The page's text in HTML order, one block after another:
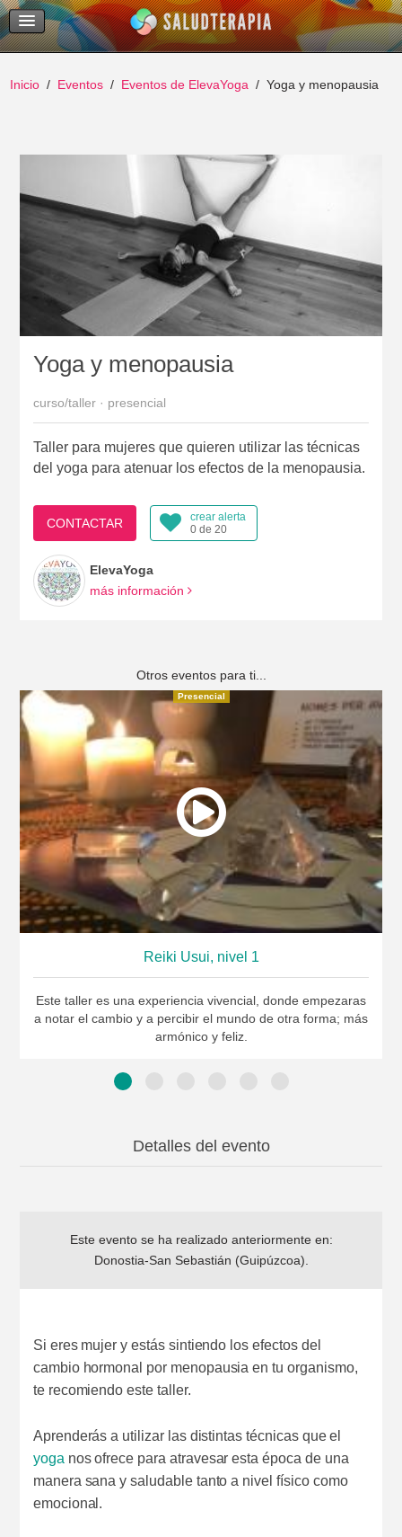
Temas Recientes
Buscar
Inicio Eventos Eventos de ElevaYoga Yoga y menopausia
Yoga y menopausia
curso/taller · presencial
Taller para mujeres que quieren utilizar las técnicas
del yoga para atenuar los efectos de la menopausia.
CONTACTAR
crear alerta
0 de 20
ElevaYoga
más información
Otros eventos para ti...
Reiki Usui, nivel 1
Este taller es una experiencia vivencial, donde empezaras
a notar el cambio y a percibir el mundo de otra forma; más
armónico y feliz.
Presencial
Detalles del evento
Este evento se ha realizado anteriormente en:
Donostia-San Sebastián (Guipúzcoa)
Si eres mujer y estás sintiendo los efectos del
cambio hormonal por menopausia en tu organismo,
te recomiendo este taller.
Aprenderás a utilizar las distintas técnicas que el
yoga nos ofrece para atravesar esta época de una
manera sana y saludable tanto a nivel físico como
emocional.